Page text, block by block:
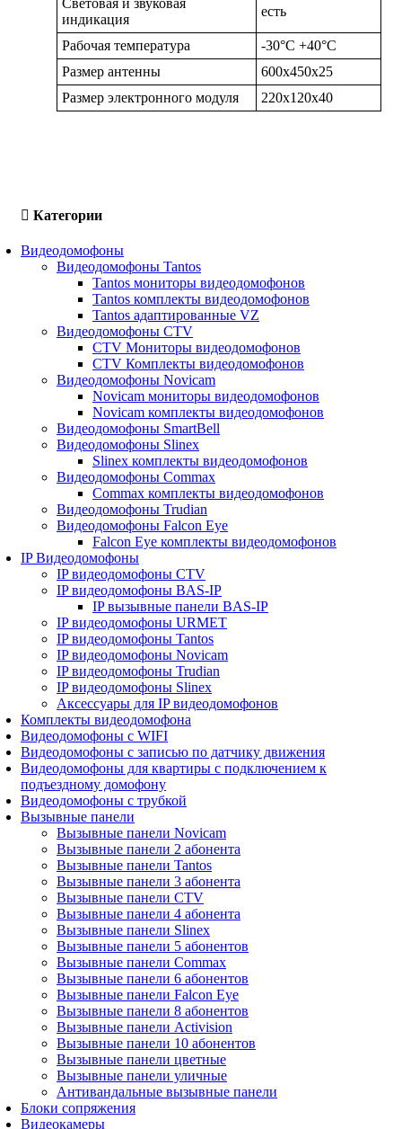
индикация
есть
Рабочая температура
-30°С +40°С
Размер антенны
600х450х25
Размер электронного модуля
220х120х40
Категории
Видеодомофоны
Видеодомофоны Tantos
Tantos мониторы видеодомофонов
Tantos комплекты видеодомофонов
Tantos адаптированные VZ
Видеодомофоны CTV
CTV Мониторы видеодомофонов
CTV Комплекты видеодомофонов
Видеодомофоны Novicam
Novicam мониторы видеодомофонов
Novicam комплекты видеодомофонов
Видеодомофоны SmartBell
Видеодомофоны Slinex
Slinex комплекты видеодомофонов
Видеодомофоны Commax
Commax комплекты видеодомофонов
Видеодомофоны Trudian
Видеодомофоны Falcon Eye
Falcon Eye комплекты видеодомофонов
IP Видеодомофоны
IP видеодомофоны CTV
IP видеодомофоны BAS-IP
IP вызывные панели BAS-IP
IP видеодомофоны URMET
IP видеодомофоны Tantos
IP видеодомофоны Novicam
IP видеодомофоны Trudian
IP видеодомофоны Slinex
Аксессуары для IP видеодомофонов
Комплекты видеодомофона
Видеодомофоны с WIFI
Видеодомофоны с записью по датчику движения
Видеодомофоны для квартиры с подключением к
подъездному домофону
Видеодомофоны с трубкой
Вызывные панели
Вызывные панели Novicam
Вызывные панели 2 абонента
Вызывные панели Tantos
Вызывные панели 3 абонента
Вызывные панели CTV
Вызывные панели 4 абонента
Вызывные панели Slinex
Вызывные панели 5 абонентов
Вызывные панели Commax
Вызывные панели 6 абонентов
Вызывные панели Falcon Eye
Вызывные панели 8 абонентов
Вызывные панели Activision
Вызывные панели 10 абонентов
Вызывные панели цветные
Вызывные панели уличные
Антивандальные вызывные панели
Блоки сопряжения
Видеокамеры